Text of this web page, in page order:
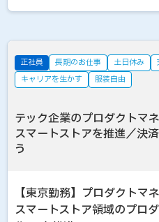
正社員 長期のお仕事 土日休み
キャリアを生かす
服装自由
テック企業のプロダクトマ
スマートストアを推進／決
う
【東京勤務】プロダクトマ
スマートストア領域のプロ